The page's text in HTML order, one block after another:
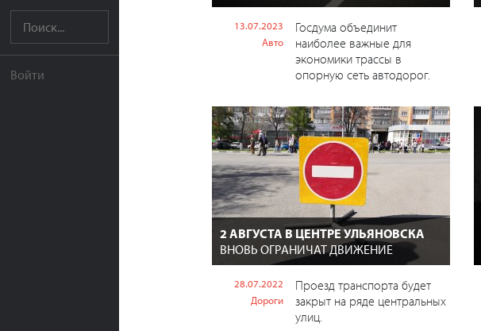
Войти
13.07.2023
Авто
Госдума объединит
наиболее важные для
экономики трассы в
опорную сеть автодорог.
2 АВГУСТА В ЦЕНТРЕ УЛЬЯНОВСКА
ВНОВЬ ОГРАНИЧАТ ДВИЖЕНИЕ
28.07.2022
Дороги
Проезд транспорта будет
закрыт на ряде центральных
улиц.